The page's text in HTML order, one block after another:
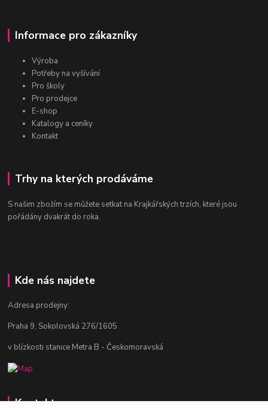
Informace pro zákazníky
Výroba
Potřeby na vyšívání
Pro školy
Pro prodejce
E-shop
Katalogy a ceníky
Kontakt
Trhy na kterých prodáváme
S našim zbožím se můžete setkat na Krajkářských trzích, které jsou
pořádány dvakrát do roka.
Kde nás najdete
Adresa prodejny:
Praha 9, Sokolovská 276/1605
v blízkosti stanice Metra B - Českomoravská
Kontakty